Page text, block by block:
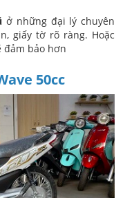
ở những đại lý chuyên
giấy tờ rõ ràng. Hoặc
đảm bảo hơn
50cc